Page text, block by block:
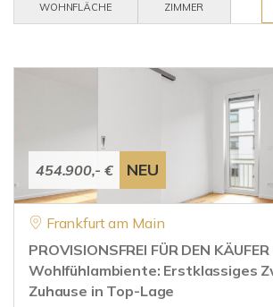
WOHNFLÄCHE
ZIMMER
454.900,- € NEU
Frankfurt am Main
PROVISIONSFREI FÜR DEN
Wohlfühlambiente: Erstklassiges
Zuhause in Top-Lage